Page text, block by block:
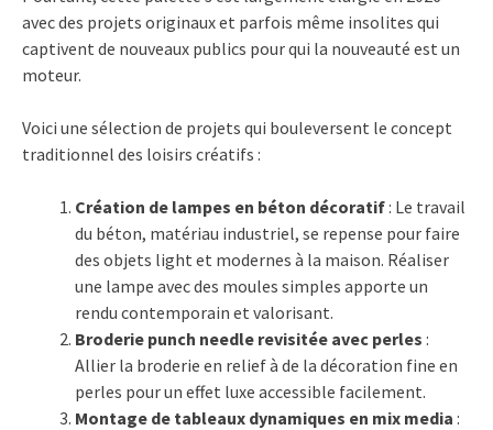
avec des projets originaux et parfois même insolites qui
captivent de nouveaux publics pour qui la nouveauté est un
moteur.
Voici une sélection de projets qui bouleversent le concept
traditionnel des loisirs créatifs :
Création de lampes en béton décoratif: Le travail
du béton, matériau industriel, se repense pour faire
des objets light et modernes à la maison. Réaliser
une lampe avec des moules simples apporte un
rendu contemporain et valorisant.
Broderie punch needle revisitée avec perles :
Allier la broderie en relief à de la décoration fine en
perles pour un effet luxe accessible facilement.
Montage de tableaux dynamiques en mix media :